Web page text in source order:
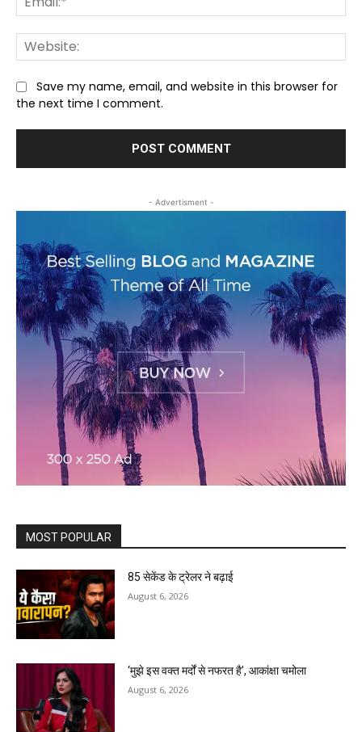
Save my name, email, and website in this browser for
the next time I comment.
- Advertisment -
MOST POPULAR
85 सेकेंड के ट्रेलर ने बढ़ाई
August 6, 2026
‘मुझे इस वक्त मर्दों से नफरत है’, आकांक्षा चमोला
August 6, 2026